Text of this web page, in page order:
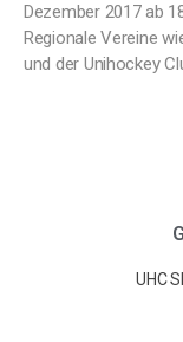
Dezember 2017 ab
Regionale Vereine
und der Unihockey
UHC